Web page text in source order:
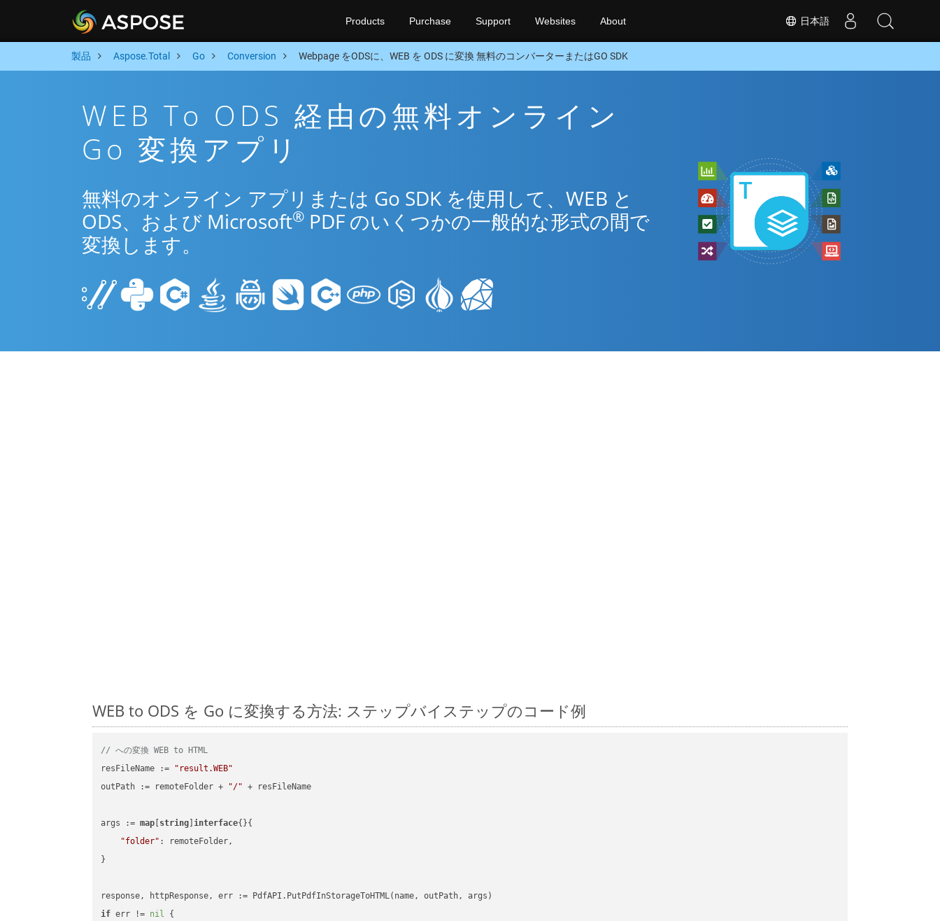
日本語
Products Purchase Support Websites About
製品 Aspose.Total Go Conversion Webpage をODSに、WEB を ODS に変換 無料のコンバーターまたはGO SDK
WEB To ODS 経由の無料オンライン
Go 変換アプリ
無料のオンライン アプリまたは Go SDK を使用して、WEB と
ODS、および Microsoft® PDF のいくつかの一般的な形式の間で
変換します。
WEB to ODS を Go に変換する方法: ステップバイステップのコード例
// への変換 WEB to HTML
resFileName :=
"result.WEB"
outPath := remoteFolder +
"/" + resFileName
args := map string ]interface{}{
"folder" : remoteFolder,
}
if err != nil {